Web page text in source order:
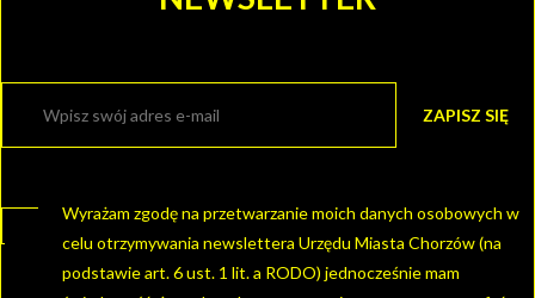
Wyrażam zgodę na przetwarzanie moich danych osobowych w
celu otrzymywania newslettera Urzędu Miasta Chorzów (na
podstawie art. 6 ust. 1 lit. a RODO) jednocześnie mam